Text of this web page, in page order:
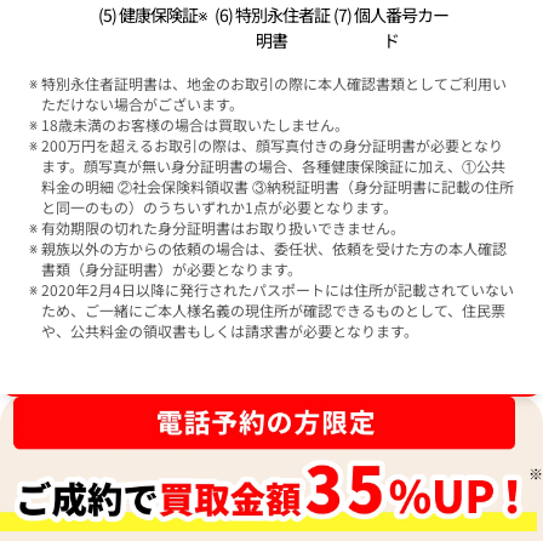
(5) 健康保険証※ (6) 特別永住者証
明書
(7) 個人番号カー
ド
特別永住者証明書は、地金のお取引の際に本人確認書類としてご利用い
ただけない場合がございます。
18歳未満のお客様の場合は買取いたしません。
200万円を超えるお取引の際は、顔写真付きの身分証明書が必要となり
ます。顔写真が無い身分証明書の場合、各種健康保険証に加え、①公共
料金の明細 ②社会保険料領収書 ③納税証明書（身分証明書に記載の住所
と同一のもの）のうちいずれか1点が必要となります。
有効期限の切れた身分証明書はお取り扱いできません。
親族以外の方からの依頼の場合は、委任状、依頼を受けた方の本人確認
書類（身分証明書）が必要となります。
2020年2月4日以降に発行されたパスポートには住所が記載されていない
ため、ご一緒にご本人様名義の現住所が確認できるものとして、住民票
や、公共料金の領収書もしくは請求書が必要となります。